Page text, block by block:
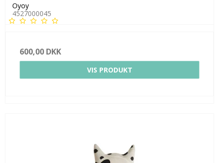
Oyoy
4527000045
600,00 DKK
VIS PRODUKT